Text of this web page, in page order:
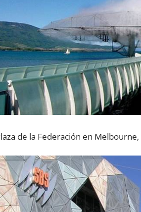
de la Federación en